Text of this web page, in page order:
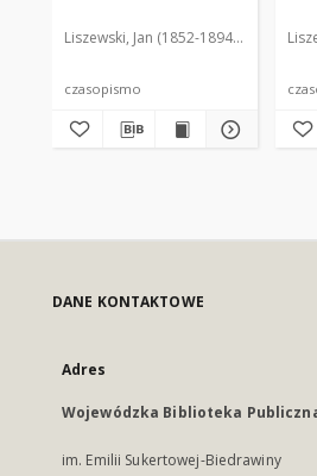
Liszewski, Jan (1852-1894). Red.
czasopismo
DANE KONTAKTOWE
Adres
Wojewódzka Biblioteka
im. Emilii Sukertowej-Biedrawiny